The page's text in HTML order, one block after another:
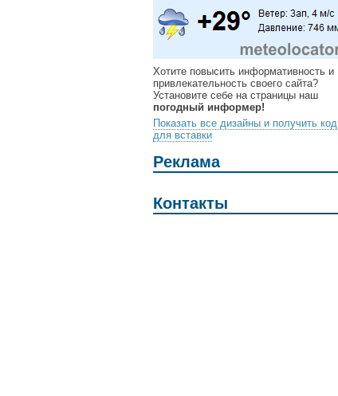
Хотите повысить информативность и
привлекательность своего сайта?
Установите себе на страницы наш
погодный информер!
Показать все дизайны и получить код
для вставки
Реклама
Контакты